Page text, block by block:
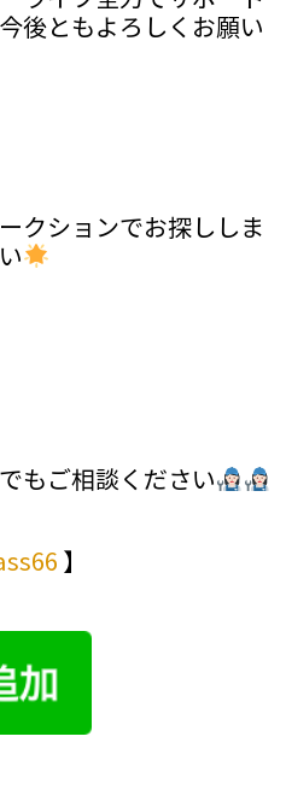
後ともよろしくお願い
クションでお探ししま
もご相談ください
】